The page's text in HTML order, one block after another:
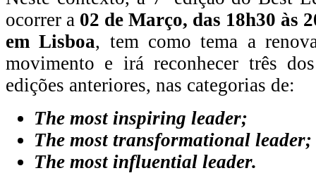
ocorrer a 02 de Março, das 18h30 às
em Lisboa, tem como tema a
movimento e irá reconhecer três
edições anteriores, nas categorias de:
The most inspiring leader;
The most transformational leader;
The most influential leader.